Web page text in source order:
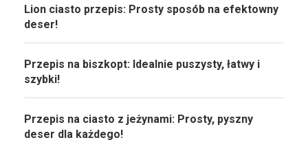
Lion ciasto przepis: Prosty sposób na efektowny
deser!
Przepis na biszkopt: Idealnie puszysty, łatwy i
szybki!
Przepis na ciasto z jeżynami: Prosty, pyszny
deser dla każdego!